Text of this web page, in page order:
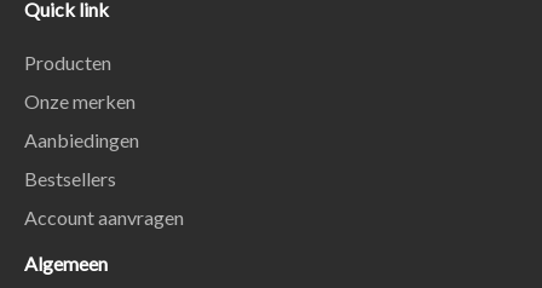
Quick link
Producten
Onze merken
Aanbiedingen
Bestsellers
Account aanvragen
Algemeen